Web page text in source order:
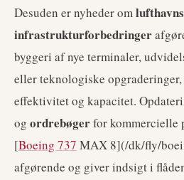
Desuden er nyheder om
infrastrukturforbedringer
byggeri af nye terminaler,
eller teknologiske
effektivitet og kapacitet.
og ordrebøgerfor kommercielle
[Boeing 737 MAX 8](/dk/fly/
afgørende og giver indsigt i